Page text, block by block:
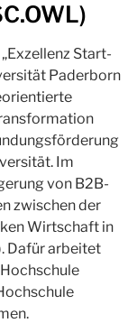
Start-
Paderborn
Im
von B2B-
zwischen der
Wirtschaft in
Dafür arbeitet